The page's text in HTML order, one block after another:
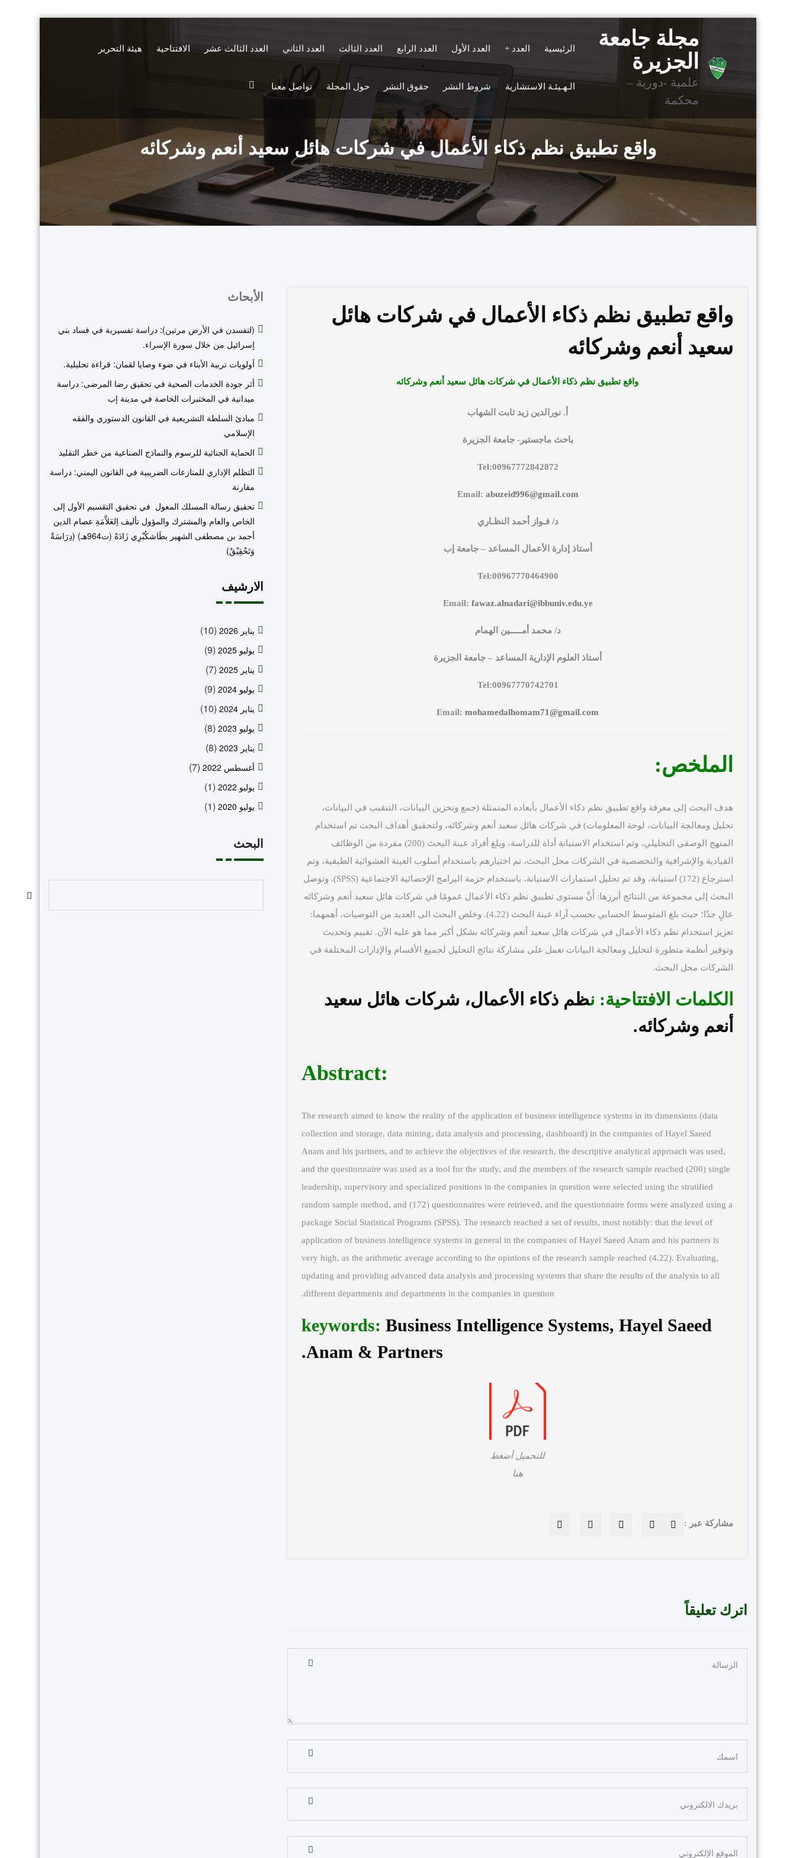
مجلة جامعة
الجزيرة
علمية -دورية –
محكمة
الرئيسية العدد العدد الأول العدد الرابع العدد الثالث العدد الثاني العدد الثالث عشر الافتتاحية هيئة التحرير
الـهـيئـة الاستشارية شروط النشر حقوق النشر حول المجلة تواصل معنا
واقع تطبيق نظم ذكاء الأعمال في شركات هائل سعيد أنعم وشركائه
واقع تطبيق نظم ذكاء الأعمال في شركات هائل
سعيد أنعم وشركائه
واقع تطبيق نظم ذكاء الأعمال في شركات هائل سعيد أنعم وشركائه
أ. نورالدين زيد ثابت الشهاب
باحث ماجستير- جامعة الجزيرة
Tel:00967772842872
Email: abuzeid996@gmail.com
د/ فـواز أحمد النظـاري
أستاذ إدارة الأعمال المساعد – جامعة إب
Tel:00967770464900
Email: fawaz.alnadari@ibbuniv.edu.ye
د/ محمد أمـــــين الهمام
أستاذ العلوم الإدارية المساعد – جامعة الجزيرة
Tel:00967770742701
Email: mohamedalhomam71@gmail.com
الملخص:
هدف البحث إلى معرفة واقع تطبيق نظم ذكاء الأعمال بأبعاده المتمثلة (جمع وتخزين البيانات، التنقيب في البيانات،
تحليل ومعالجة البيانات، لوحة المعلومات) في شركات هائل سعيد أنعم وشركائه، ولتحقيق أهداف البحث تم استخدام
المنهج الوصفي التحليلي، وتم استخدام الاستبانة أداة للدراسة، وبلغ أفراد عينة البحث (200) مفردة من الوظائف
القيادية والإشرافية والتخصصية في الشركات محل البحث، تم اختيارهم باستخدام أسلوب العينة العشوائية الطبقية، وتم
استرجاع (172) استبانة، وقد تم تحليل استمارات الاستبانة، باستخدام حزمة البرامج الإحصائية الاجتماعية (SPSS). وتوصل
البحث إلى مجموعة من النتائج أبرزها: أَنَّ مستوى تطبيق نظم ذكاء الأعمال عمومًا في شركات هائل سعيد أنعم وشركائه
عالٍ جدًا؛ حيث بلغ المتوسط الحسابي بحسب آراء عينة البحث (4.22). وخلص البحث الى العديد من التوصيات، أهمهما:
تعزيز استخدام نظم ذكاء الأعمال في شركات هائل سعيد أنعم وشركائه بشكل أكبر مما هو عليه الآن. تقييم وتحديث
وتوفير أنظمة متطورة لتحليل ومعالجة البيانات تعمل على مشاركة نتائج التحليل لجميع الأقسام والإدارات المختلفة في
الشركات محل البحث.
الكلمات الافتتاحية: نظم ذكاء الأعمال، شركات هائل سعيد
أنعم وشركائه.
:Abstract
The research aimed to know the reality of the application of business intelligence systems in its dimensions (data
collection and storage, data mining, data analysis and processing, dashboard) in the companies of Hayel Saeed
Anam and his partners, and to achieve the objectives of the research, the descriptive analytical approach was used,
and the questionnaire was used as a tool for the study, and the members of the research sample reached (200) single
leadership, supervisory and specialized positions in the companies in question were selected using the stratified
random sample method, and (172) questionnaires were retrieved, and the questionnaire forms were analyzed using a
package Social Statistical Programs (SPSS). The research reached a set of results, most notably: that the level of
application of business intelligence systems in general in the companies of Hayel Saeed Anam and his partners is
very high, as the arithmetic average according to the opinions of the research sample reached (4.22). Evaluating,
updating and providing advanced data analysis and processing systems that share the results of the analysis to all
different departments and departments in the companies in question.
keywords: Business Intelligence Systems, Hayel Saeed
Anam & Partners.
للتحميل أضغط
هنا
مشاركة عبر :
اترك تعليقاً
الأبحاث
(لتفسدن في الأرض مرتين): دراسة تفسيرية في فساد بني
إسرائيل من خلال سورة الإسراء.
أولويات تربية الأبناء في ضوء وصايا لقمان: قراءة تحليلية.
أثر جودة الخدمات الصحية في تحقيق رضا المرضى: دراسة
ميدانية في المختبرات الخاصة في مدينة إب
مبادئ السلطة التشريعية في القانون الدستوري والفقه
الإسلامي
الحماية الجنائية للرسوم والنماذج الصناعية من خطر التقليد
التظلم الإداري للمنازعات الضريبية في القانون اليمني: دراسة
مقارنة
تحقيق رسالة المسلك المعول في تحقيق التقسيم الأول إلى
الخاص والعام والمشترك والمؤول تأليف اِلعَلاَّمَةِ عصام الدين
أحمد بن مصطفى الشهير بطَاشكُبْرِي زَادَهْ (ت964هـ) (دِرَاسَةٌ
وَتَحْقِيْقٌ)
الارشيف
يناير 2026 (10)
يوليو 2025 (9)
يناير 2025 (7)
يوليو 2024 (9)
يناير 2024 (10)
يوليو 2023 (8)
يناير 2023 (8)
أغسطس 2022 (7)
يوليو 2022 (1)
يوليو 2020 (1)
البحث